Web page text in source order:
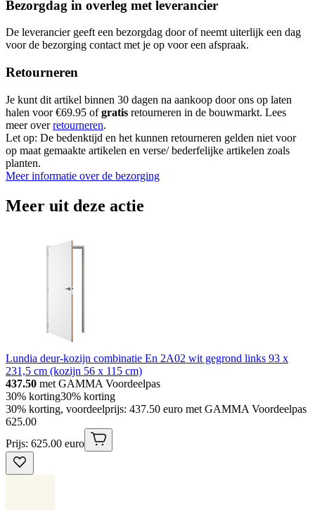
Bezorgdag in overleg met leverancier
De leverancier geeft een bezorgdag door of neemt uiterlijk een dag
voor de bezorging contact met je op voor een afspraak.
Retourneren
Je kunt dit artikel binnen 30 dagen na aankoop door ons op laten
halen voor €69.95 ofgratis retourneren in de bouwmarkt. Lees
meer overretourneren.
Let op: De bedenktijd en het kunnen retourneren gelden niet voor
op maat gemaakte artikelen en verse/ bederfelijke artikelen zoals
planten.
Meer informatie over de bezorging
Meer uit deze actie
Lundia deur-kozijn combinatie En 2A02 wit gegrond links 93 x
231,5 cm (kozijn 56 x 115 cm)
437.50 met GAMMA Voordeelpas
30% korting30% korting
30% korting, voordeelprijs: 437.50 euro met GAMMA Voordeelpas
625.00
Prijs: 625.00 euro